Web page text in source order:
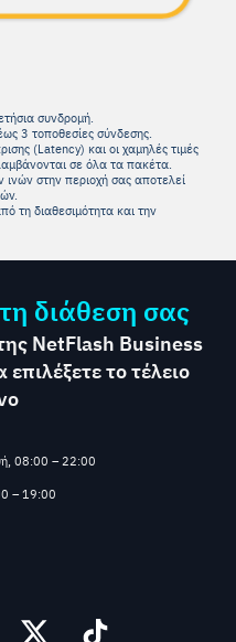
συνδρομή.
3 τοποθεσίες σύνδεσης.
(Latency) και οι χαμηλές τιμές
σε όλα τα πακέτα.
ινών στην περιοχή σας αποτελεί
τη διαθεσιμότητα και την
διάθεση σας
NetFlash Business
το τέλειο
08:00 – 22:00
– 19:00